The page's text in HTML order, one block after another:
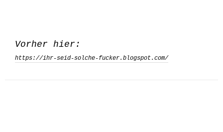
Vorher hier:
https://ihr-seid-solche-fucker.blogspot.com/